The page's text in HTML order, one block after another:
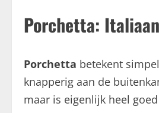
Porchetta:
Porchetta betekent
knapperig aan de
maar is eigenlijk heel